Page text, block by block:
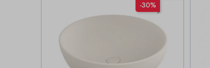
-30%